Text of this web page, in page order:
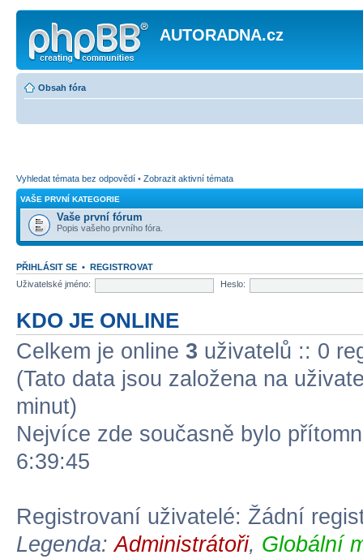
AUTORADNA.cz
Obsah fóra
Vyhledat témata bez odpovědí • Zobrazit aktivní témata
VAŠE PRVNÍ KATEGORIE
Vaše první fórum
Popis vašeho prvního fóra.
PŘIHLÁSIT SE • REGISTROVAT
Uživatelské jméno:
Heslo:
KDO JE ONLINE
Celkem je online 3 uživatelů :: 0
(Tato data jsou založena na
minut)
Nejvíce zde současně bylo
6:39:45
Registrovaní uživatelé: Žádní
Legenda:Administrátoři, Globální